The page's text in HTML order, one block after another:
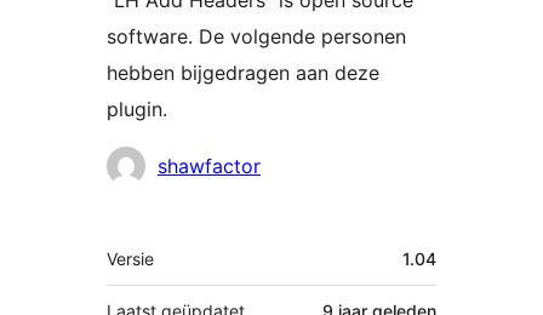
software. De volgende personen
hebben bijgedragen aan deze
plugin.
Bijdragersshawfactor
Meta
Versie 1.04